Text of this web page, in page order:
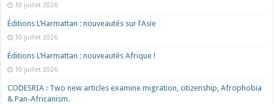
10 juillet 2026
Éditions L’Harmattan : nouveautés sur l’Asie
10 juillet 2026
Éditions L’Harmattan : nouveautés Afrique !​
10 juillet 2026
CODESRIA : Two new articles examine migration, citizenship, Afrophobia
& Pan-Africanism.